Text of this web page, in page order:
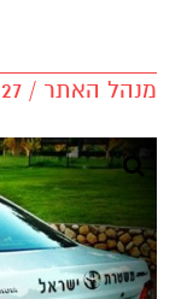
מנהל האתר / 01:27 24.12.14